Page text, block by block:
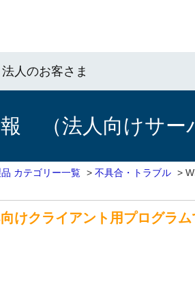
法人のお客さま
（法人向けサー
カテゴリー一覧 > 不具合・トラブル >
けクライアント用プログラ